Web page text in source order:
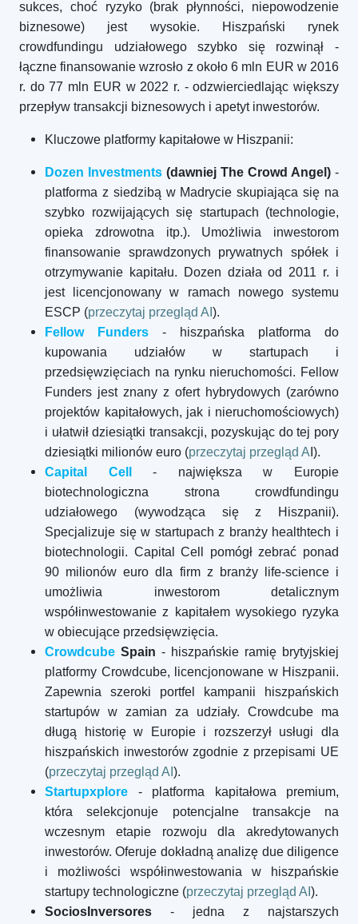
sukces, choć ryzyko (brak płynności, niepowodzenie
biznesowe) jest wysokie. Hiszpański rynek
crowdfundingu udziałowego szybko się rozwinął -
łączne finansowanie wzrosło z około 6 mln EUR w 2016
r. do 77 mln EUR w 2022 r. - odzwierciedlając większy
przepływ transakcji biznesowych i apetyt inwestorów.
Kluczowe platformy kapitałowe w Hiszpanii:
Dozen Investments (dawniej The Crowd Angel) -
platforma z siedzibą w Madrycie skupiająca się na
szybko rozwijających się startupach (technologie,
opieka zdrowotna itp.). Umożliwia inwestorom
finansowanie sprawdzonych prywatnych spółek i
otrzymywanie kapitału. Dozen działa od 2011 r. i
jest licencjonowany w ramach nowego systemu
ESCP (przeczytaj przegląd AI ).
Fellow Funders - hiszpańska platforma do
kupowania udziałów w startupach i
przedsięwzięciach na rynku nieruchomości. Fellow
Funders jest znany z ofert hybrydowych (zarówno
projektów kapitałowych, jak i nieruchomościowych)
i ułatwił dziesiątki transakcji, pozyskując do tej pory
dziesiątki milionów euro (przeczytaj przegląd A I).
Capital Cell
- największa w Europie
biotechnologiczna strona crowdfundingu
udziałowego (wywodząca się z Hiszpanii).
Specjalizuje się w startupach z branży healthtech i
biotechnologii. Capital Cell pomógł zebrać ponad
90 milionów euro dla firm z branży life-science i
umożliwia inwestorom detalicznym
współinwestowanie z kapitałem wysokiego ryzyka
w obiecujące przedsięwzięcia.
Crowdcube Spain - hiszpańskie ramię brytyjskiej
platformy Crowdcube, licencjonowane w Hiszpanii.
Zapewnia szeroki portfel kampanii hiszpańskich
startupów w zamian za udziały. Crowdcube ma
długą historię w Europie i rozszerzył usługi dla
hiszpańskich inwestorów zgodnie z przepisami UE
(przeczytaj przegląd AI ).
Startupxplore - platforma kapitałowa premium,
która selekcjonuje potencjalne transakcje na
wczesnym etapie rozwoju dla akredytowanych
inwestorów. Oferuje dokładną analizę due diligence
i możliwości współinwestowania w hiszpańskie
startupy technologiczne (przeczytaj przegląd AI ).
SociosInversores - jedna z najstarszych